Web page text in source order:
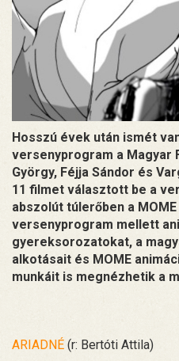
Hosszú évek után ismét
versenyprogram a Magyar
György, Féjja Sándor és
11 filmet választott be a
abszolút túlerőben a
versenyprogram mellett
gyereksorozatokat, a
alkotásait és MOME
munkáit is megnézhetik a
ARIADNÉ (r: Bertóti Attila)